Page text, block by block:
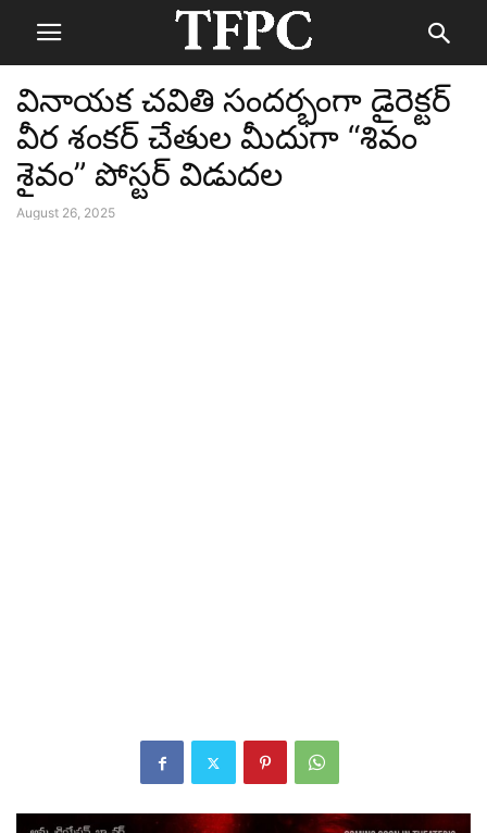
వినాయక చవితి సందర్భంగా డైరెక్టర్
వీర శంకర్ చేతుల మీదుగా “శివం
శైవం” పోస్టర్ విడుదల
August 26, 2025